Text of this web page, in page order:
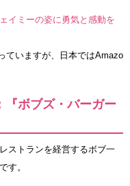
イミーの姿に勇気と感動を
ていますが、日本ではAmazo
『ボブズ・バーガー
ストランを経営するボブ一
す。